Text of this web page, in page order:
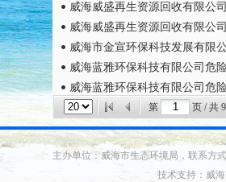
威海威盛再生资源回收有限公
威海威盛再生资源回收有限公
威海市金宣环保科技发展有限
威海蓝雅环保科技有限公司危
威海蓝雅环保科技有限公司危
第 页 / 共 9
主办单位：威海市生态环境局，联系方
技术支持：威